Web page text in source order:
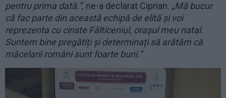
pentru prima dată.”, ne-a declarat Ciprian. „Mă bucur
că fac parte din această echipă de elită și voi
reprezenta cu cinste Fălticeniul, orașul meu natal.
Suntem bine pregătiți și determinați să arătăm că
măcelarii români sunt foarte buni.”